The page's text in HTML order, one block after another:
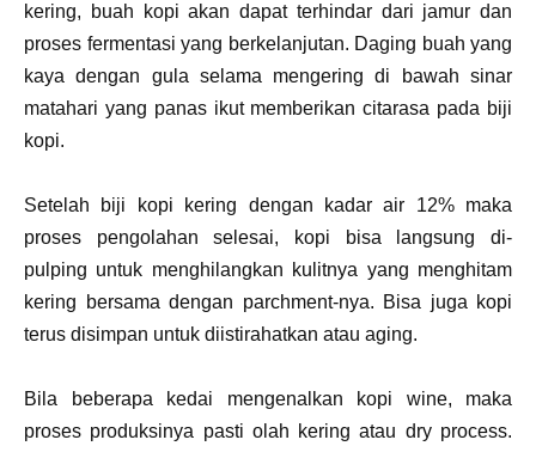
kering, buah kopi akan dapat terhindar dari jamur dan
proses fermentasi yang berkelanjutan. Daging buah yang
kaya dengan gula selama mengering di bawah sinar
matahari yang panas ikut memberikan citarasa pada biji
kopi.
Setelah biji kopi kering dengan kadar air 12% maka
proses pengolahan selesai, kopi bisa langsung di-
pulping untuk menghilangkan kulitnya yang menghitam
kering bersama dengan parchment-nya. Bisa juga kopi
terus disimpan untuk diistirahatkan atau aging.
Bila beberapa kedai mengenalkan kopi wine, maka
proses produksinya pasti olah kering atau dry process.